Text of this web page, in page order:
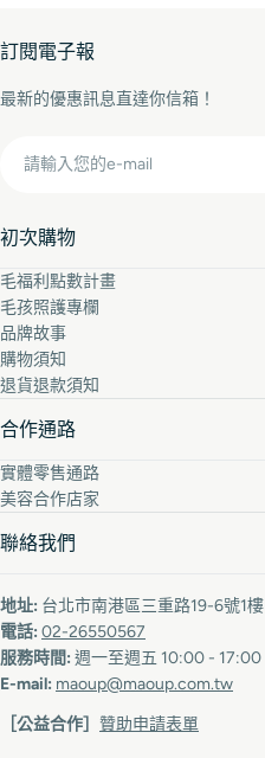
初次購物
毛福利點數計畫
毛孩照護專欄
品牌故事
購物須知
退貨退款須知
合作通路
實體零售通路
美容合作店家
聯絡我們
地址: 台北市南港區三重路19-6號1樓
電話: 02-26550567
服務時間: 週一至週五 10:00 - 17:00
E-mail: maoup@maoup.com.tw
［公益合作］ 贊助申請表單
訂閱電子報
最新的優惠訊息直達你信箱！